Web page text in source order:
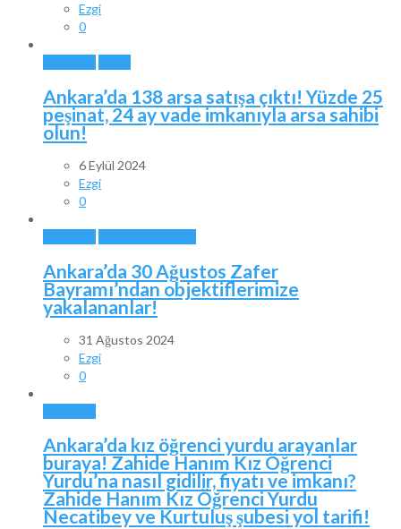
Ezgi
0
Ankara’da 138 arsa satışa çıktı! Yüzde 25
peşinat, 24 ay vade imkanıyla arsa sahibi
olun!
6 Eylül 2024
Ezgi
0
Ankara’da 30 Ağustos Zafer
Bayramı’ndan objektiflerimize
yakalananlar!
31 Ağustos 2024
Ezgi
0
Ankara’da kız öğrenci yurdu arayanlar
buraya! Zahide Hanım Kız Öğrenci
Yurdu’na nasıl gidilir, fiyatı ve imkanı?
Zahide Hanım Kız Öğrenci Yurdu
Necatibey ve Kurtuluş şubesi yol tarifi!